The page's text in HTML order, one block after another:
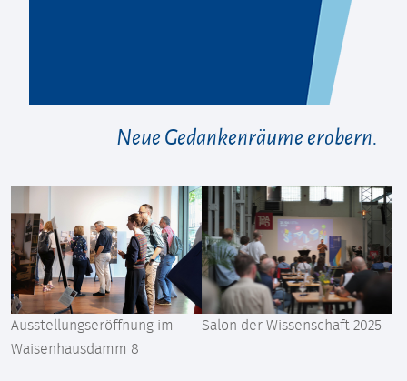
Neue Gedankenräume erobern.
Ausstellungseröffnung im
Waisenhausdamm 8
Salon der Wissenschaft 2025